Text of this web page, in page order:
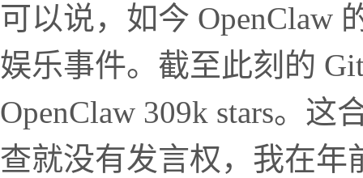
可以说，如今 OpenClaw
娱乐事件。截至此刻的
OpenClaw 309k stars。
查就没有发言权，我在年